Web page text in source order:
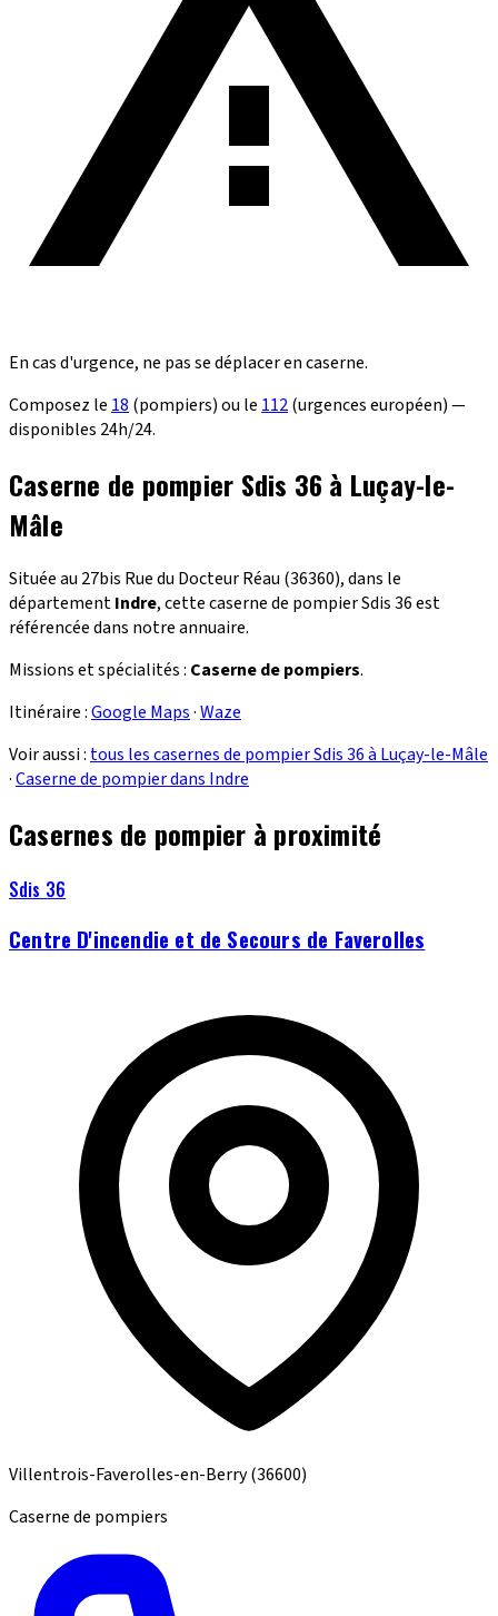
En cas d'urgence, ne pas se déplacer en caserne.
Composez le 18 (pompiers) ou le 112(urgences européen) —
disponibles 24h/24.
Caserne de pompier Sdis 36 à Luçay-le-
Mâle
Située au 27bis Rue du Docteur Réau (36360), dans le
départementIndre, cette caserne de pompier Sdis 36 est
référencée dans notre annuaire.
Missions et spécialités : Caserne de pompiers.
Itinéraire :Google Maps·Waze
Voir aussi : tous les casernes de pompier Sdis 36 à Luçay-le-Mâle
·Caserne de pompier dans Indre
Casernes de pompier à proximité
Sdis 36
Centre D'incendie et de Secours de Faverolles
Villentrois-Faverolles-en-Berry(36600)
Caserne de pompiers